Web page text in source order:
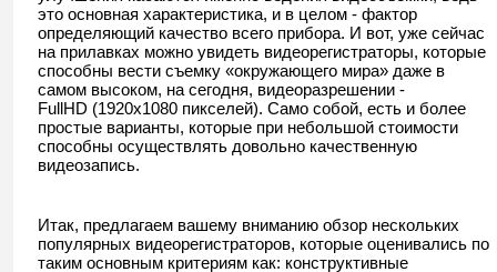
это основная характеристика, и в целом - фактор
определяющий качество всего прибора. И вот, уже сейчас
на прилавках можно увидеть видеорегистраторы, которые
способны вести съемку «окружающего мира» даже в
самом высоком, на сегодня, видеоразрешении -
FullHD (1920х1080 пикселей). Само собой, есть и более
простые варианты, которые при небольшой стоимости
способны осуществлять довольно качественную
видеозапись.
Итак, предлагаем вашему вниманию обзор нескольких
популярных видеорегистраторов, которые оценивались по
таким основным критериям как: конструктивные